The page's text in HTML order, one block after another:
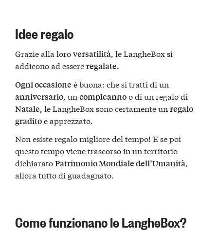
Idee regalo
Grazie alla loroversatilità, le LangheBox si
addicono ad essereregalate.
Ogni occasione è buona: che si tratti di un
anniversario , uncompleannoo di un regalo di
Natale , le LangheBox sono certamente unregalo
graditoe apprezzato.
Non esiste regalo migliore del tempo! E se poi
questo tempo viene trascorso in un territorio
dichiaratoPatrimonio Mondiale dell’Umanità,
allora tutto di guadagnato.
Come funzionano le LangheBox?